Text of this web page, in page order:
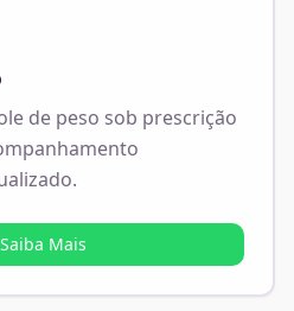
de peso sob prescrição
Saiba Mais